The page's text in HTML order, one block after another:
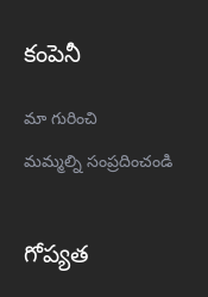
కంపెనీ
మా గురించి
మమ్మల్ని సంప్రదించండి
గోప్యత